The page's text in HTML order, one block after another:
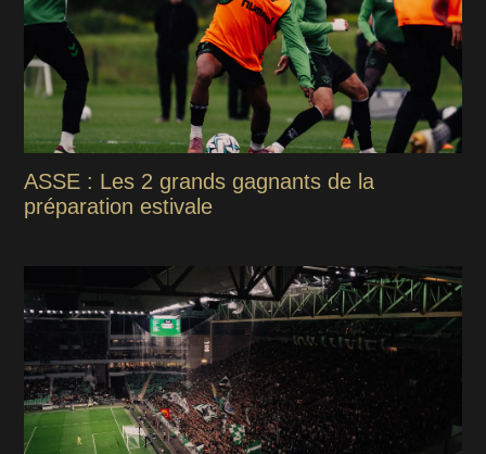
ASSE : Les 2 grands gagnants de la
préparation estivale